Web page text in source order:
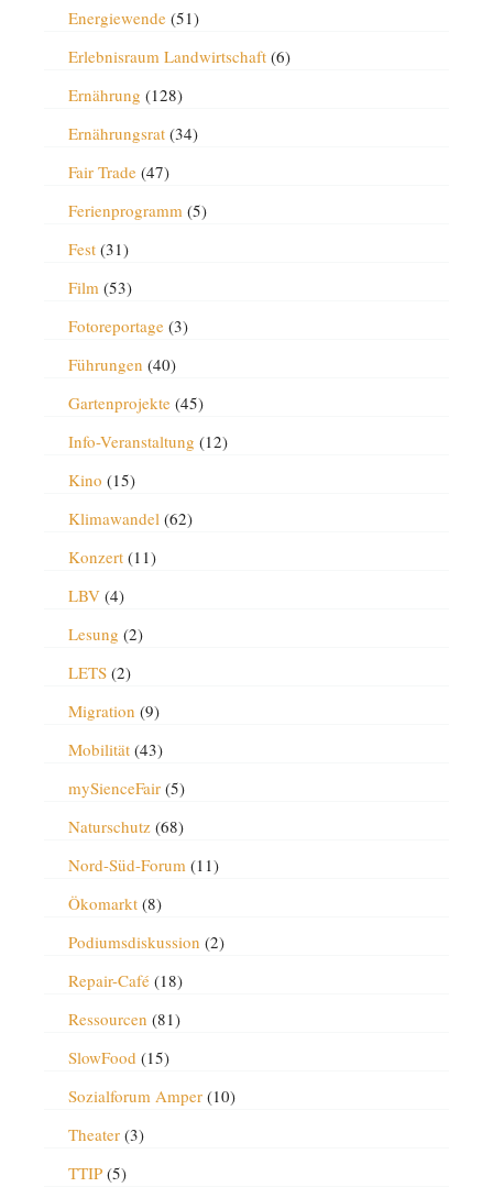
Energiewende(51)
Erlebnisraum Landwirtschaft(6)
Ernährung (128)
Ernährungsrat(34)
Fair Trade(47)
Ferienprogramm (5)
Fest(31)
Film (53)
Fotoreportage(3)
Führungen (40)
Gartenprojekte(45)
Info-Veranstaltung (12)
Kino (15)
Klimawandel (62)
Konzert(11)
LBV(4)
Lesung (2)
LETS(2)
Migration (9)
Mobilität(43)
mySienceFair(5)
Naturschutz(68)
Nord-Süd-Forum (11)
Ökomarkt(8)
Podiumsdiskussion (2)
Repair-Café(18)
Ressourcen (81)
SlowFood (15)
Sozialforum Amper(10)
Theater(3)
TTIP(5)